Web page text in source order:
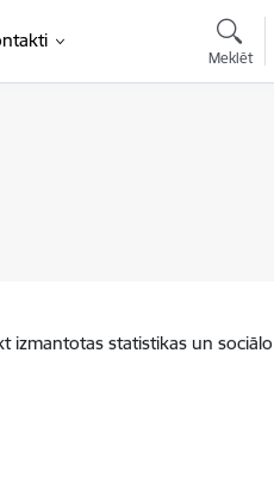
Meklēt
izmantotas statistikas un